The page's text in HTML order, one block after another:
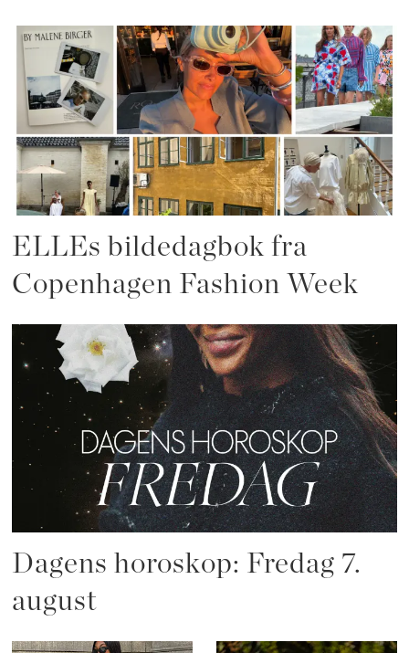
ELLEs bildedagbok fra
Copenhagen Fashion Week
Dagens horoskop: Fredag 7.
august